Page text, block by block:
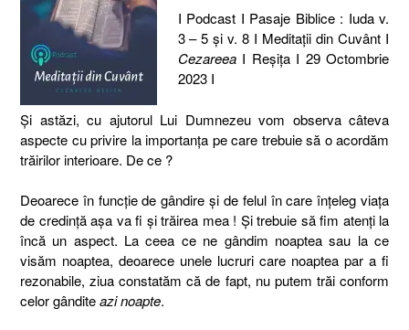
I Podcast I Pasaje Biblice : Iuda v.
3 – 5 și v. 8 I Meditaţii din Cuvânt I
CezareeaI Reşiţa I 29 Octombrie
2023 I
Și astăzi, cu ajutorul Lui Dumnezeu vom observa câteva
aspecte cu privire la importanța pe care trebuie să o acordăm
trăirilor interioare. De ce ?
Deoarece în funcție de gândire și de felul în care înțeleg viața
de credință așa va fi și trăirea mea ! Și trebuie să fim atenți la
încă un aspect. La ceea ce ne gândim noaptea sau la ce
visăm noaptea, deoarece unele lucruri care noaptea par a fi
rezonabile, ziua constatăm că de fapt, nu putem trăi conform
celor gânditeazi noapte.